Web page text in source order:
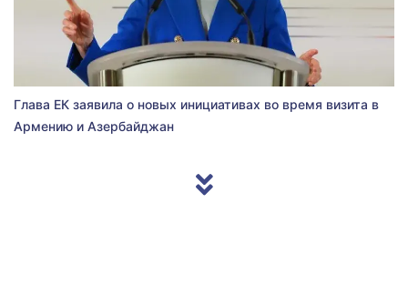
Глава ЕК заявила о новых инициативах во время визита в
Армению и Азербайджан